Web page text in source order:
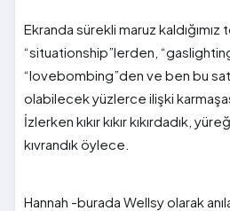
Ekranda sürekli maruz kaldığımız
“situationship”lerden,
“lovebombing”den ve ben bu
olabilecek yüzlerce ilişki
İzlerken kıkır kıkır kıkırdadık,
kıvrandık öylece.
Hannah -burada Wellsy olarak